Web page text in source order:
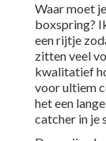
Waar moet
boxspring?
een rijtje
zitten veel
kwalitatief
voor ultiem
het een
catcher in je